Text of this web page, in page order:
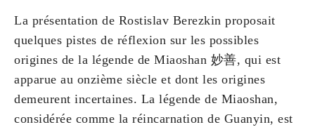
La présentation de Rostislav Berezkin proposait
quelques pistes de réflexion sur les possibles
origines de la légende de Miaoshan 妙善, qui est
apparue au onzième siècle et dont les origines
demeurent incertaines. La légende de Miaoshan,
considérée comme la réincarnation de Guanyin, est